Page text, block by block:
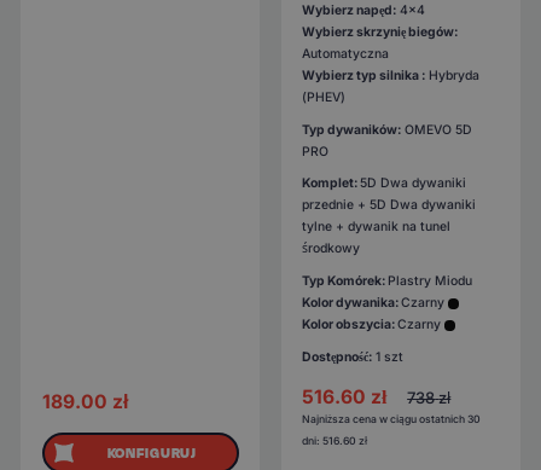
189.00 zł
KONFIGURUJ
Wybierz napęd: 4x4
Wybierz skrzynię biegów:
Automatyczna
Wybierz typ silnika : Hybryda
(PHEV)
Typ dywaników: OMEVO 5D
PRO
Komplet:5D Dwa dywaniki
przednie + 5D Dwa dywaniki
tylne + dywanik na tunel
środkowy
Typ Komórek: Plastry Miodu
Kolor dywanika:Czarny
Kolor obszycia:Czarny
Dostępność: 1 szt
516.60 zł 738zł
Najniższa cena w ciągu ostatnich 30
dni:516.60 zł